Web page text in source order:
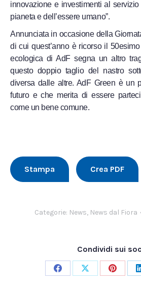
innovazione e investimenti al
pianeta e dell’essere umano”.
Annunciata in occasione della
di cui quest’anno è ricorso il
ecologica di AdF segna un altro
questo doppio taglio del nastro
diversa dalle altre. AdF Green è un
futuro e che merita di essere
come un bene comune.
Stampa Crea PDF
Categorie: News, News dal Fiora
Condividi sui
CondividiCondividi